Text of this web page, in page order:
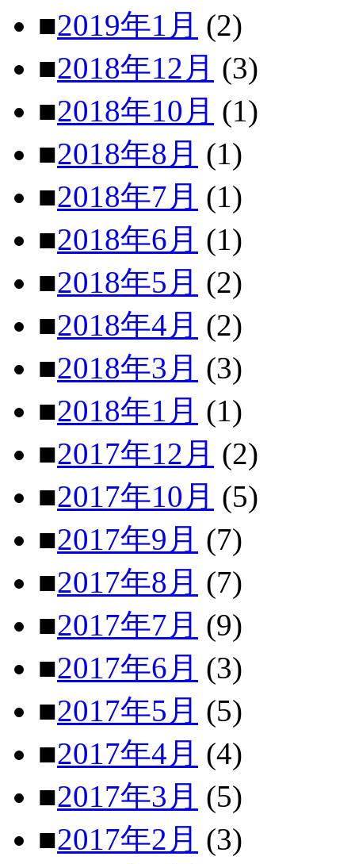
■2019年1月 (2)
■2018年12月 (3)
■2018年10月 (1)
■2018年8月 (1)
■2018年7月 (1)
■2018年6月 (1)
■2018年5月 (2)
■2018年4月 (2)
■2018年3月 (3)
■2018年1月 (1)
■2017年12月 (2)
■2017年10月 (5)
■2017年9月 (7)
■2017年8月 (7)
■2017年7月 (9)
■2017年6月 (3)
■2017年5月 (5)
■2017年4月 (4)
■2017年3月 (5)
■2017年2月 (3)